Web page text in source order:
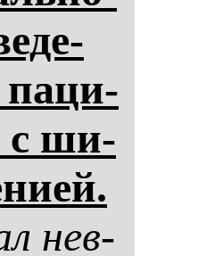
па­ци­
с ши­
нев­